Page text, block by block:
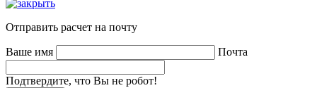
Отправить расчет на почту
Ваше имя Почта
Подтвердите, что Вы не робот!